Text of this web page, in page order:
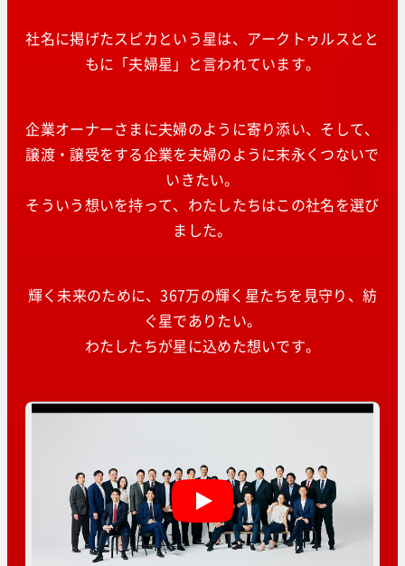
社名に掲げたスピカという星は、アークトゥルスとと
もに「夫婦星」と言われています。
企業オーナーさまに夫婦のように寄り添い、そして、
譲渡・譲受をする企業を夫婦のように末永くつないで
いきたい。
そういう想いを持って、わたしたちはこの社名を選び
ました。
輝く未来のために、367万の輝く星たちを見守り、紡
ぐ星でありたい。
わたしたちが星に込めた想いです。